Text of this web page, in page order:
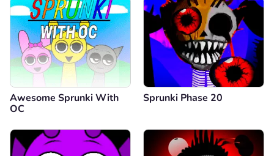
Awesome Sprunki With
OC
Sprunki Phase 20